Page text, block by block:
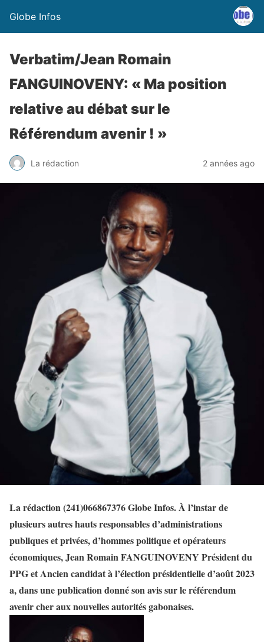
Globe Infos
Verbatim/Jean Romain
FANGUINOVENY: « Ma position
relative au débat sur le
Référendum avenir ! »
La rédaction 2 années ago
La rédaction (241)066867376 Globe Infos. À l’instar de
plusieurs autres hauts responsables d’administrations
publiques et privées, d’hommes politique et opérateurs
économiques, Jean Romain FANGUINOVENY Président du
PPG et Ancien candidat à l’élection présidentielle d’août 2023
a, dans une publication donné son avis sur le référendum
avenir cher aux nouvelles autorités gabonaises.